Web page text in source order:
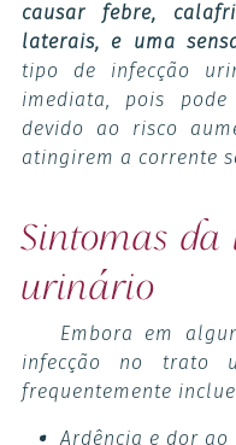
causar febre,
laterais, e uma
tipo de infecção
imediata, pois
devido ao risco
atingirem a corrente
Sintomas
urinário
Embora em
infecção no trato
frequentemente
Ardência e dor ao